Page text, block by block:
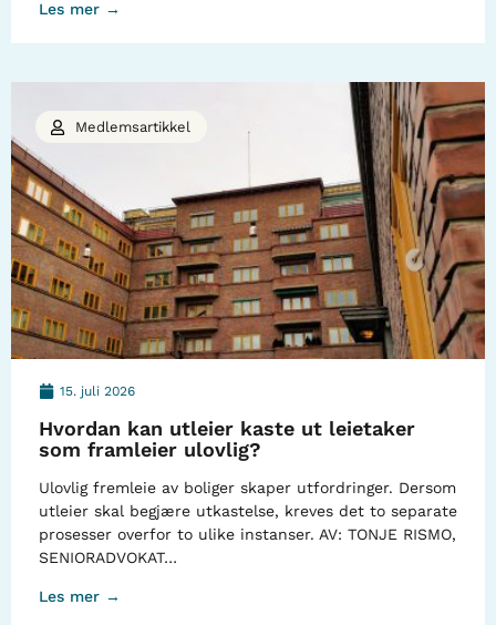
Les mer →
15. juli 2026
Hvordan kan utleier kaste ut leietaker
som framleier ulovlig?
Ulovlig fremleie av boliger skaper utfordringer. Dersom
utleier skal begjære utkastelse, kreves det to separate
prosesser overfor to ulike instanser. AV: TONJE RISMO,
SENIORADVOKAT…
Les mer →
Medlemsartikkel